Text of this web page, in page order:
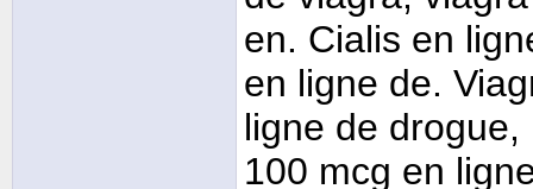
en. Cialis en
en ligne de.
ligne de
100 mcg en